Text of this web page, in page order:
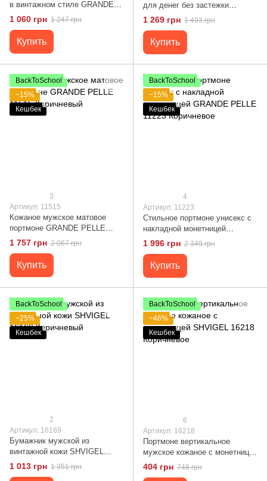
в винтажном стиле GRANDE
PELLE 11228 Черное
1 060 грн 1 247 грн
Купить
для денег без застежки
винтажное GRANDE PELLE
11296 Черное
1 269 грн 1 493 грн
Купить
BackToSchool
−15%
Кешбек
3
Артикул: 11515
Кожаное мужское матовое
портмоне GRANDE PELLE
11515 Коричневый
1 757 грн 2 067 грн
Купить
BackToSchool
−15%
Кешбек
4
Артикул: 11223
Стильное портмоне унисекс с
накладной монетницей
GRANDE PELLE 11223
Коричневое
1 996 грн 2 349 грн
Купить
BackToSchool
−25%
Кешбек
2
Артикул: 16169
Бумажник мужской из
винтажной кожи SHVIGEL
16169 Коричневый
1 013 грн 1 351 грн
BackToSchool
−46%
Кешбек
6
Артикул: 16218
Портмоне вертикальное
мужское кожаное с монетницей
SHVIGEL 16218 Коричневое
404 грн 748 грн